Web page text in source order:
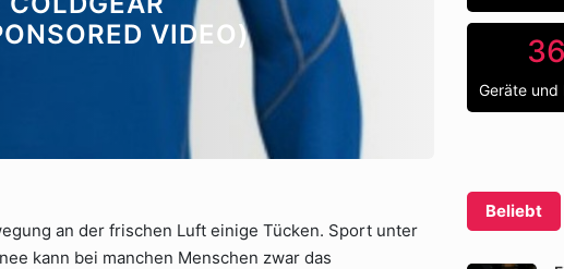
VIDEO)
an der frischen Luft einige Tücken. Sport unter
kann bei manchen Menschen zwar das
Geräte
Beliebt